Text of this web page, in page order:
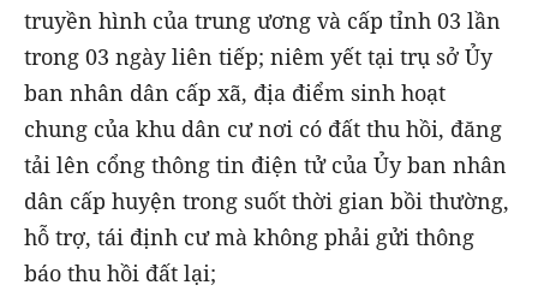
truyền hình của trung ương và cấp tỉnh 03 lần
trong 03 ngày liên tiếp; niêm yết tại trụ sở Ủy
ban nhân dân cấp xã, địa điểm sinh hoạt
chung của khu dân cư nơi có đất thu hồi, đăng
tải lên cổng thông tin điện tử của Ủy ban nhân
dân cấp huyện trong suốt thời gian bồi thường,
hỗ trợ, tái định cư mà không phải gửi thông
báo thu hồi đất lại;